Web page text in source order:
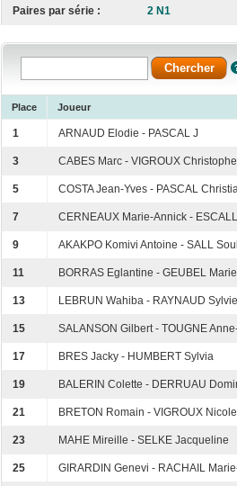
Paires par série : 2 N1
Place Joueur
1 ARNAUD Elodie - PASCAL J
3 CABES Marc - VIGROUX Christophe
5 COSTA Jean-Yves - PASCAL
7 CERNEAUX Marie-Annick -
9 AKAKPO Komivi Antoine - SALL
11 BORRAS Eglantine - GEUBEL
13 LEBRUN Wahiba - RAYNAUD Sylvie
15 SALANSON Gilbert - TOUGNE
17 BRES Jacky - HUMBERT Sylvia
19 BALERIN Colette - DERRUAU
21 BRETON Romain - VIGROUX Nicole
23 MAHE Mireille - SELKE Jacqueline
25 GIRARDIN Genevi - RACHAIL